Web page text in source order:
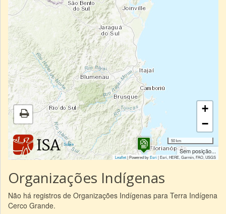
|Sobre
+
−
50 km
Sem posição...
Leaflet| Powered byEsri|Esri, HERE, Garmin, FAO, USGS
Organizações Indígenas
Não há registros de Organizações Indígenas para Terra Indígena
Cerco Grande.